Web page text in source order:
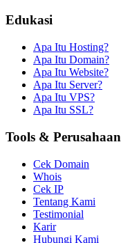
Edukasi
Apa Itu Hosting?
Apa Itu Domain?
Apa Itu Website?
Apa Itu Server?
Apa Itu VPS?
Apa Itu SSL?
Tools & Perusahaan
Cek Domain
Whois
Cek IP
Tentang Kami
Testimonial
Karir
Hubungi Kami